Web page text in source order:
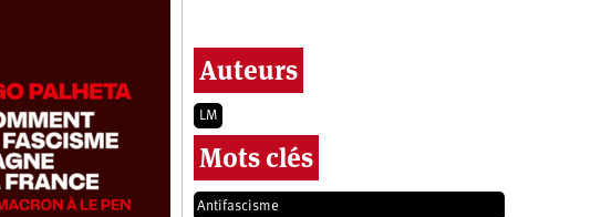
Auteurs
LM
Mots clés
Antifascisme